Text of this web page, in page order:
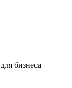
бизнеса